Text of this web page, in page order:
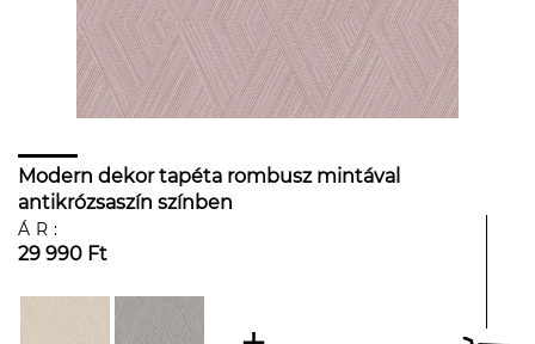
Modern dekor tapéta rombusz mintával
antikrózsaszín színben
ÁR:
29 990 Ft